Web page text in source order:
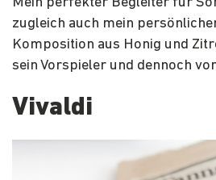
zugleich auch mein
Komposition aus Honig und
sein Vorspieler und dennoch
Vivaldi